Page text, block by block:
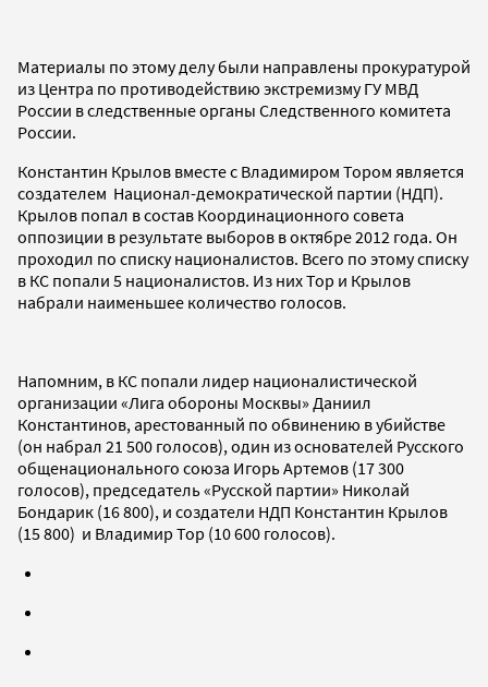
Материалы по этому делу были направлены прокуратурой
из Центра по противодействию экстремизму ГУ МВД
России в следственные органы Следственного комитета
России.
Константин Крылов вместе с Владимиром Тором является
создателем Национал-демократической партии (НДП).
Крылов попал в состав Координационного совета
оппозиции в результате выборов в октябре 2012 года. Он
проходил по списку националистов. Всего по этому списку
в КС попали 5 националистов. Из них Тор и Крылов
набрали наименьшее количество голосов.
Напомним, в КС попали лидер националистической
организации «Лига обороны Москвы» Даниил
Константинов, арестованный по обвинению в убийстве
(он набрал 21 500 голосов), один из основателей Русского
общенационального союза Игорь Артемов (17 300
голосов), председатель «Русской партии» Николай
Бондарик (16 800), и создатели НДП Константин Крылов
(15 800) и Владимир Тор (10 600 голосов).